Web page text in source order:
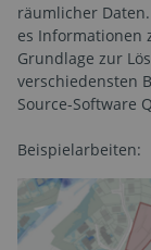
räumlicher
es Informationen
Grundlage zur
verschiedensten
Source-Software
Beispielarbeiten: